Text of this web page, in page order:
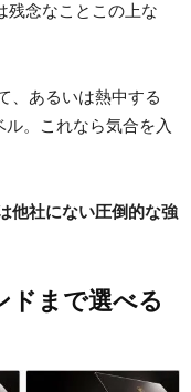
残念なことこの上な
、あるいは熱中する
ル。これなら気合を入
他社にない圧倒的な強
ドまで選べる